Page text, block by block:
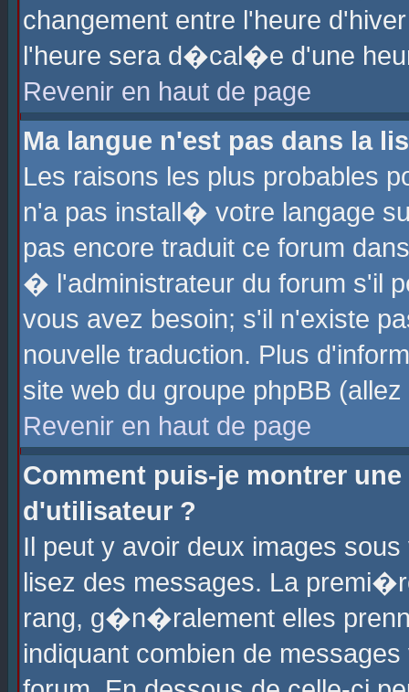
changement entre l'heure
l'heure sera d�cal�e d'une
Revenir en haut de page
Ma langue n'est pas dans la
Les raisons les plus probables
n'a pas install� votre langage
pas encore traduit ce forum
� l'administrateur du forum s'il
vous avez besoin; s'il n'existe
nouvelle traduction. Plus
site web du groupe phpBB
Revenir en haut de page
Comment puis-je montrer
d'utilisateur ?
Il peut y avoir deux images
lisez des messages. La
rang, g�n�ralement elles
indiquant combien de